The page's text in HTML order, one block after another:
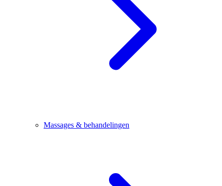
Massages & behandelingen